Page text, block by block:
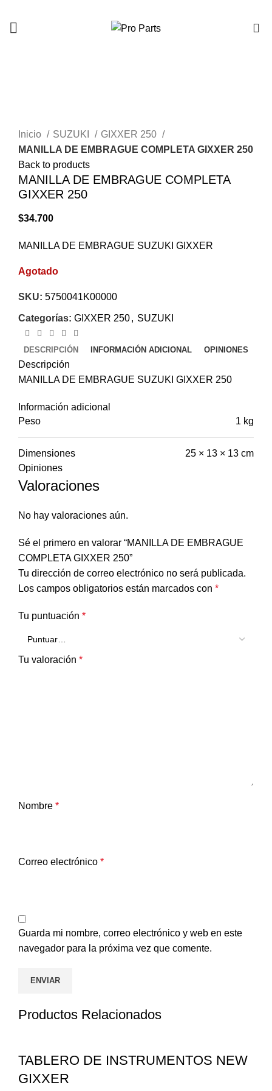
Inicio
SUZUKI
GIXXER 250
MANILLA DE EMBRAGUE COMPLETA GIXXER 250
Back to products
MANILLA DE EMBRAGUE COMPLETA
GIXXER 250
$34.700
MANILLA DE EMBRAGUE SUZUKI GIXXER
Agotado
SKU: 5750041K00000
Categorías: GIXXER 250, SUZUKI
DESCRIPCIÓN INFORMACIÓN ADICIONAL OPINIONES
Descripción
MANILLA DE EMBRAGUE SUZUKI GIXXER 250
Información adicional
Peso
1 kg
Dimensiones
25 × 13 × 13 cm
Opiniones
Valoraciones
No hay valoraciones aún.
Sé el primero en valorar “MANILLA DE EMBRAGUE
COMPLETA GIXXER 250”
Tu dirección de correo electrónico no será publicada.
Los campos obligatorios están marcados con *
Tu puntuación *
Tu valoración *
Nombre *
Correo electrónico *
Guarda mi nombre, correo electrónico y web en este
navegador para la próxima vez que comente.
Productos Relacionados
TABLERO DE INSTRUMENTOS NEW
GIXXER